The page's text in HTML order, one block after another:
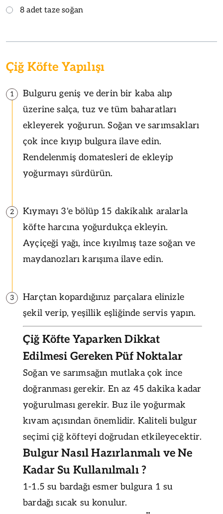
8 adet taze soğan
Çiğ Köfte Yapılışı
1
Bulguru geniş ve derin bir kaba alıp
üzerine salça, tuz ve tüm baharatları
ekleyerek yoğurun. Soğan ve sarımsakları
çok ince kıyıp bulgura ilave edin.
Rendelenmiş domatesleri de ekleyip
yoğurmayı sürdürün.
2
Kıymayı 3'e bölüp 15 dakikalık aralarla
köfte harcına yoğurdukça ekleyin.
Ayçiçeği yağı, ince kıyılmış taze soğan ve
maydanozları karışıma ilave edin.
3
Harçtan kopardığınız parçalara elinizle
şekil verip, yeşillik eşliğinde servis yapın.
Çiğ Köfte Yaparken Dikkat
Edilmesi Gereken Püf Noktalar
Soğan ve sarımsağın mutlaka çok ince
doğranması gerekir. En az 45 dakika kadar
yoğurulması gerekir. Buz ile yoğurmak
kıvam açısından önemlidir. Kaliteli bulgur
seçimi çiğ köfteyi doğrudan etkileyecektir.
Bulgur Nasıl Hazırlanmalı ve Ne
Kadar Su Kullanılmalı ?
1-1.5 su bardağı esmer bulgura 1 su
bardağı sıcak su konulur.